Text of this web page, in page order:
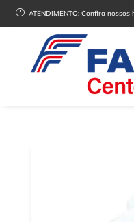
} ATENDIMENTO:Confira nossos